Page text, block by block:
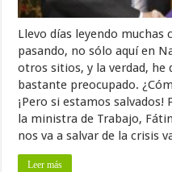
Llevo días leyendo muchas
pasando, no sólo aquí en
otros sitios, y la verdad, he
bastante preocupado.
¡Pero si estamos
la ministra de Trabajo,
nos va a salvar de la crisis
Leer más